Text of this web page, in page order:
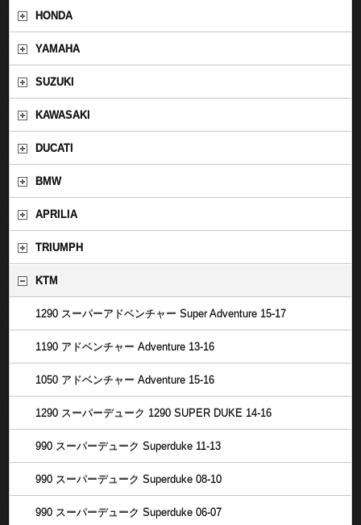
HONDA
YAMAHA
SUZUKI
KAWASAKI
DUCATI
BMW
APRILIA
TRIUMPH
KTM
1290 スーパーアドベンチャー Super Adventure 15-17
1190 アドベンチャー Adventure 13-16
1050 アドベンチャー Adventure 15-16
1290 スーパーデューク 1290 SUPER DUKE 14-16
990 スーパーデューク Superduke 11-13
990 スーパーデューク Superduke 08-10
990 スーパーデューク Superduke 06-07